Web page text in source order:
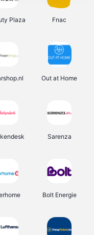
Plaza Fnac
Out at Home
Sarenza
Bolt Energie